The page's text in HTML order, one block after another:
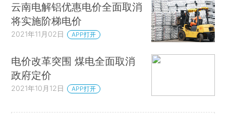
云南电解铝优惠电价全面取消
将实施阶梯电价
2021年11月02日 APP打开
电价改革突围 煤电全面取消
政府定价
2021年10月12日 APP打开